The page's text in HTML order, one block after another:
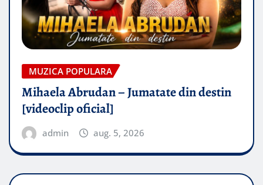
MUZICA POPULARA
Mihaela Abrudan – Jumatate din destin
[videoclip oficial]
admin aug. 5, 2026